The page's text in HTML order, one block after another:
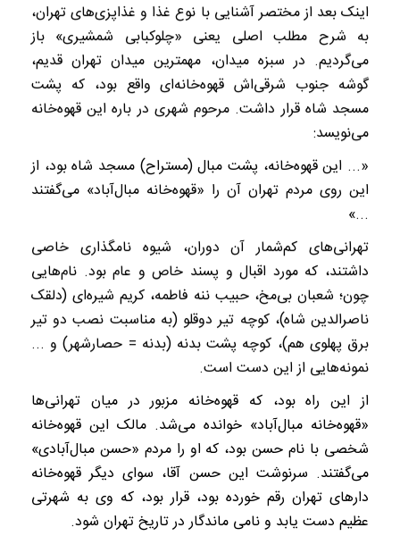
اینک بعد از مختصر آشنایی با نوع غذا و غذاپزی‌های تهران،
به شرح مطلب اصلی یعنی «چلوکبابی شمشیری» باز
می‌گردیم. در سبزه میدان، مهمترین میدان تهران قدیم،
گوشه جنوب شرقی‌اش قهوه‌خانه‌ای واقع بود، که پشت
مسجد شاه قرار داشت. مرحوم شهری در باره این قهوه‌خانه
می‌نویسد:
«... این قهوه‌خانه، پشت مبال (مستراح) مسجد شاه بود، از
این روی مردم تهران آن را «قهوه‌خانه مبال‌آباد» می‌گفتند
.‌..»
تهرانی‌های کم‌شمار آن دوران، شیوه نامگذاری خاصی
داشتند، که مورد اقبال و پسند خاص و عام بود. نام‌هایی
چون؛ شعبان بی‌مخ، حبیب ننه فاطمه، کریم شیره‌ای (دلقک
ناصرالدین شاه)، کوچه تیر دوقلو (به مناسبت نصب دو تیر
برق پهلوی هم)، کوچه پشت بدنه (بدنه = حصارشهر) و ...
نمونه‌هایی از این دست است.
از این راه بود، که قهوه‌خانه مزبور در میان تهرانی‌ها
«قهوه‌خانه مبال‌آباد» خوانده می‌شد. مالک این قهوه‌خانه
شخصی با نام حسن بود، که او را مردم «حسن مبال‌آبادی»
می‌گفتند. سرنوشت این حسن آقا، سوای دیگر قهوه‌خانه
دارهای تهران رقم خورده بود، قرار بود، که وی به شهرتی
عظیم دست یابد و نامی ماندگار در تاریخ تهران شود.